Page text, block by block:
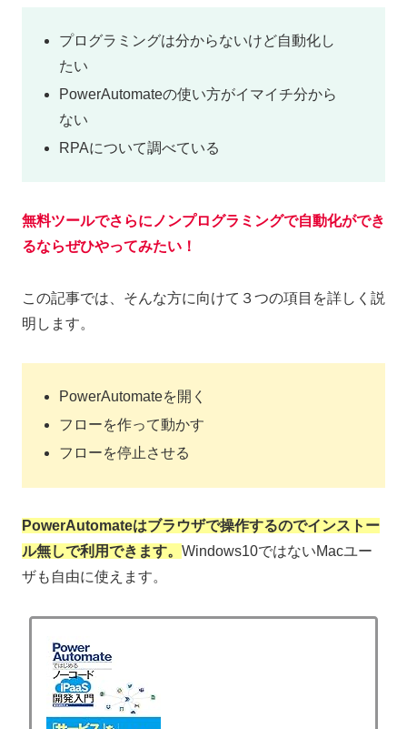
プログラミングは分からないけど自動化し
たい
PowerAutomateの使い方がイマイチ分から
ない
RPAについて調べている
無料ツールでさらにノンプログラミングで自動化ができ
るならぜひやってみたい！
この記事では、そんな方に向けて３つの項目を詳しく説
明します。
PowerAutomateを開く
フローを作って動かす
フローを停止させる
PowerAutomateはブラウザで操作するのでインストー
ル無しで利用できます。 Windows10ではないMacユー
ザも自由に使えます。